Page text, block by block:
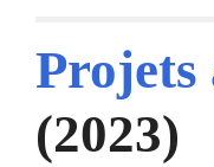
(2023)